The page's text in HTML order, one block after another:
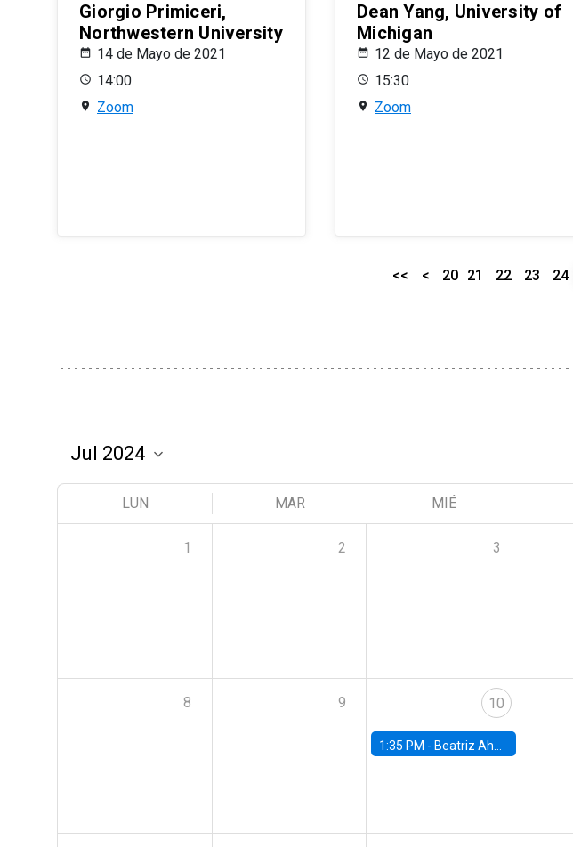
Giorgio Primiceri,
Northwestern University
14 de Mayo de 2021
14:00
Zoom
Dean Yang, University of
Michigan
12 de Mayo de 2021
15:30
Zoom
<< < 20 21 22 23 24
LUN MAR MIÉ
1 2 3
8 9 10
1:35 PM - Beatriz Ahumada, PhD candidate, Universidad de Pittsburgh